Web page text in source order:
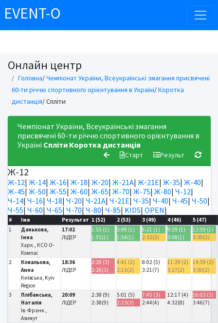
EVENT-O
Онлайн центр
Головна/Чемпіонат України, Всеукраїнські змагання присвячені
60-ти річчю спортивного орієнтування в Україні/Коротка
дистанція/ Спліти
Чемпіонат України, Всеукраїнські змагання
присвячені 60-ти річчю спортивного орієнтування в
Україні Спліти Коротка дистанція
Старт Результ
Ж-12
Ж-12| Ж-14| Ж-16| Ж-18| Ж-20| Ж-21А| Ж-21Е| Ж-35| Ж-40|
Ж-45| Ж-50| Ж-55| Ж-60| Ж-65| Ж-70| Ж-75| Ж-80| Ч-12|
Ч-14| Ч-16| Ч-18| Ч-20| Ч-21А| Ч-21Е| Ч-35| Ч-40| Ч-45| Ч-50|
Ч-55| Ч-60| Ч-65| Ч-70| Ч-80| Ч-85| KIDS| OPEN|
# Імя Результат 1 (52) 2 (53) 3 (49) 4 (46)
5 (47)
1
Данькова,
Інна
Харк., КСО О-
Компас
17:02
ЛІДЕР
1:55 (1)
1:55(1)
3:49 (1)
1:54(1)
6:21 (1)
2:32(2)
9:29 (1)
3:08(1)
12:59 (1)
3:30(2)
2
Ковальова,
Анна
Київська, Kyiv
Region
18:36
ЛІДЕР
2:26 (3)
2:26(3)
4:41 (2)
2:15(2)
8:02 (5)
3:21(7)
11:29 (2)
3:27(2)
14:59 (2)
3:30(2)
3
Плібанська,
Наталія
Ів.-Франк.,
Азимут
20:09
ЛІДЕР
2:38 (9)
2:38(9)
5:01 (5)
2:23(3)
7:45 (3)
2:44(4)
12:17 (4)
4:32(8)
16:03 (3)
3:46(7)